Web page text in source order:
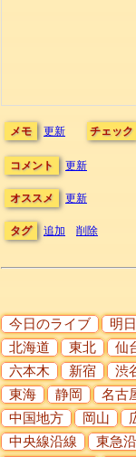
メモ 更新 チェック
コメント 更新
オススメ 更新
タグ 追加 削除
今日のライブ 明
北海道
東北 仙
六本木
新宿 渋
東海
静岡 名古
中国地方
岡山
中央線沿線
東急